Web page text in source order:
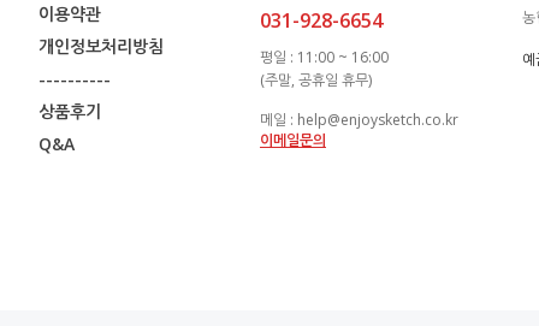
이용약관
개인정보처리방침
----------
상품후기
Q&A
031-928-6654
평일 : 11:00 ~ 16:00
(주말, 공휴일 휴무)
메일 : help@enjoysketch.co.kr
이메일문의
농